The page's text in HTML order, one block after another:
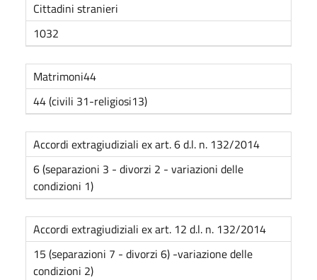
Cittadini stranieri
1032
Matrimoni44
44 (civili 31-religiosi13)
Accordi extragiudiziali ex art. 6 d.l. n. 132/2014
6 (separazioni 3 - divorzi 2 - variazioni delle
condizioni 1)
Accordi extragiudiziali ex art. 12 d.l. n. 132/2014
15 (separazioni 7 - divorzi 6) -variazione delle
condizioni 2)